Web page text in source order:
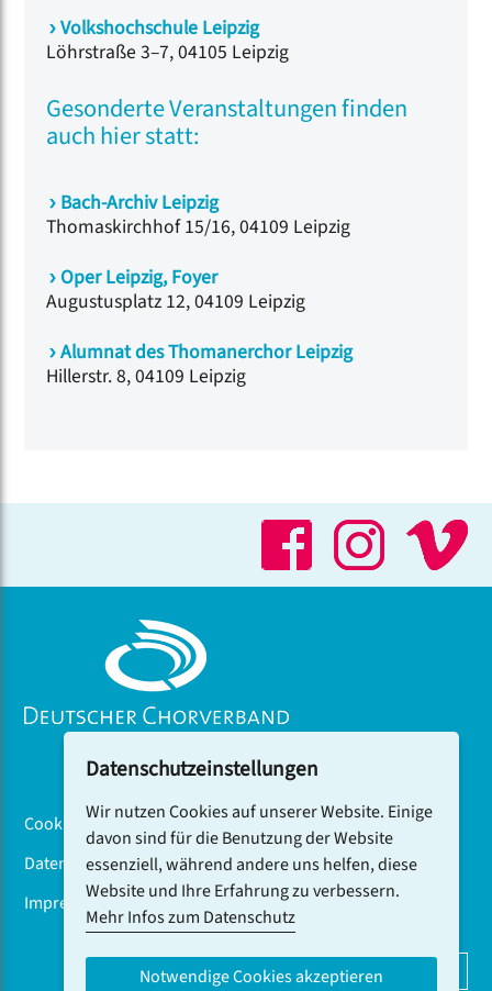
Volkshochschule Leipzig
Löhrstraße 3–7, 04105 Leipzig
Gesonderte Veranstaltungen finden
auch hier statt:
Bach-Archiv Leipzig
Thomaskirchhof 15/16, 04109 Leipzig
Oper Leipzig, Foyer
Augustusplatz 12, 04109 Leipzig
Alumnat des ThomanerchorLeipzig
Hillerstr. 8, 04109 Leipzig
Cookiebanner
Datenschutz
Impressum
DCV-NEWSLETTER ABONNIEREN
Datenschutzeinstellungen
Wir nutzen Cookies auf unserer Website. Einige
davon sind für die Benutzung der Website
essenziell, während andere uns helfen, diese
Website und Ihre Erfahrung zu verbessern.
Mehr Infos zum Datenschutz
Notwendige Cookies akzeptieren